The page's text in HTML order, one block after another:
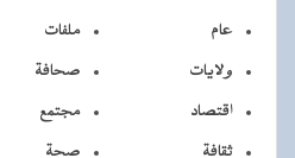
عام
ولايات
اقتصاد
ثقافة
ملفات
صحافة
مجتمع
صحة